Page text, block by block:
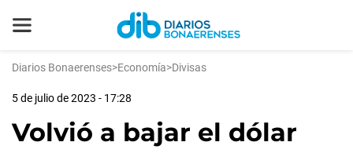
Diarios Bonaerenses>Economía>Divisas
5 de julio de 2023 - 17:28
Volvió a bajar el dólar